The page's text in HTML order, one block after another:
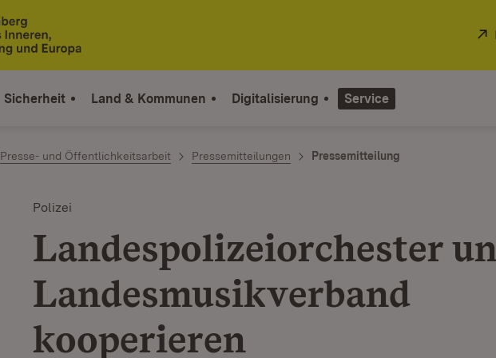
Sicherheit Land & Kommunen Digitalisierung Service
Presse- und Öffentlichkeitsarbeit Pressemitteilungen Pressemitteilung
Polizei
Landespolizeiorchester
Landesmusikverband
kooperieren